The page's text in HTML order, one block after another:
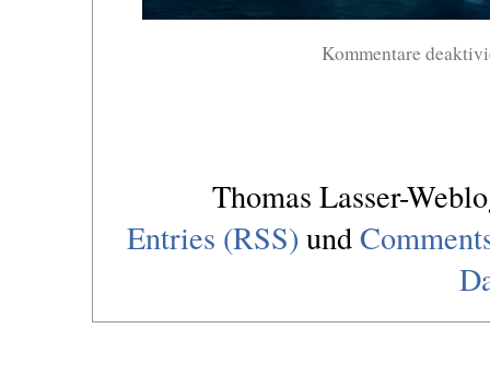
Kommentare
Thomas Lasser-
Entries (RSS) und